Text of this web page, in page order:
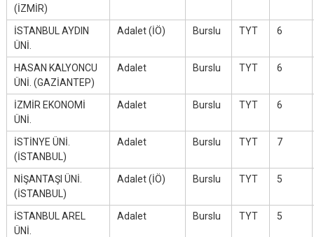
(İZMİR)
İSTANBUL AYDIN
ÜNİ.
Adalet (İÖ) Burslu TYT 6
HASAN KALYONCU
ÜNİ. (GAZİANTEP)
Adalet Burslu TYT 6
İZMİR EKONOMİ
ÜNİ.
Adalet Burslu TYT 6
İSTİNYE ÜNİ.
(İSTANBUL)
Adalet Burslu TYT 7
NİŞANTAŞI ÜNİ.
(İSTANBUL)
Adalet (İÖ) Burslu TYT 5
İSTANBUL AREL
ÜNİ.
Adalet Burslu TYT 5